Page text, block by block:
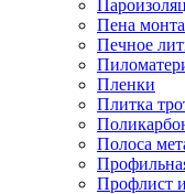
Пена
Печное
Пленки
Плитка
Полоса
Профлист